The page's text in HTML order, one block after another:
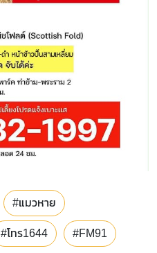
#แมวหาย
#โทร1644 #FM91